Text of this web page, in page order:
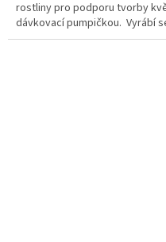
rostliny pro podporu tvorby
dávkovací pumpičkou. Vyrábí